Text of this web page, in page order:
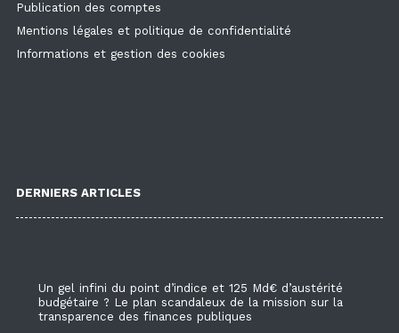
Publication des comptes
Mentions légales et politique de confidentialité
Informations et gestion des cookies
DERNIERS ARTICLES
Un gel infini du point d’indice et 125 Md€ d’austérité
budgétaire ? Le plan scandaleux de la mission sur la
transparence des finances publiques